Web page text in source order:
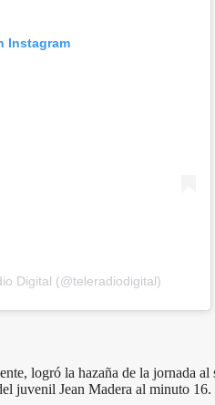
Instagram
Digital (@teleradiodigital)
logró la hazaña de la jornada
juvenil Jean Madera al minuto